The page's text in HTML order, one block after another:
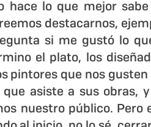
hace lo que mejor
destacarnos,
si me gustó lo
el plato, los
pintores que nos
asiste a sus obras,
nuestro público. Pero